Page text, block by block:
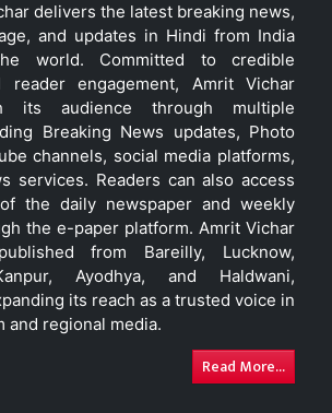
delivers the latest breaking news,
and updates in Hindi from India
world. Committed to credible
reader engagement, Amrit Vichar
its audience through multiple
Breaking News updates, Photo
channels, social media platforms,
services. Readers can also access
the daily newspaper and weekly
the e-paper platform. Amrit Vichar
from Bareilly, Lucknow,
Ayodhya, and Haldwani,
its reach as a trusted voice in
and regional media.
Read More...